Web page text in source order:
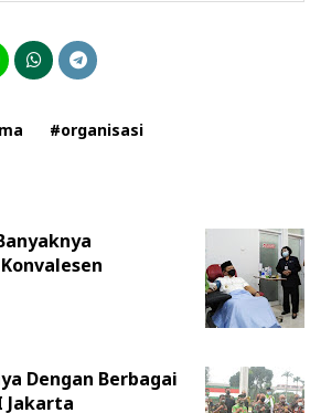
#organisasi
Dengan Berbagai
Jakarta